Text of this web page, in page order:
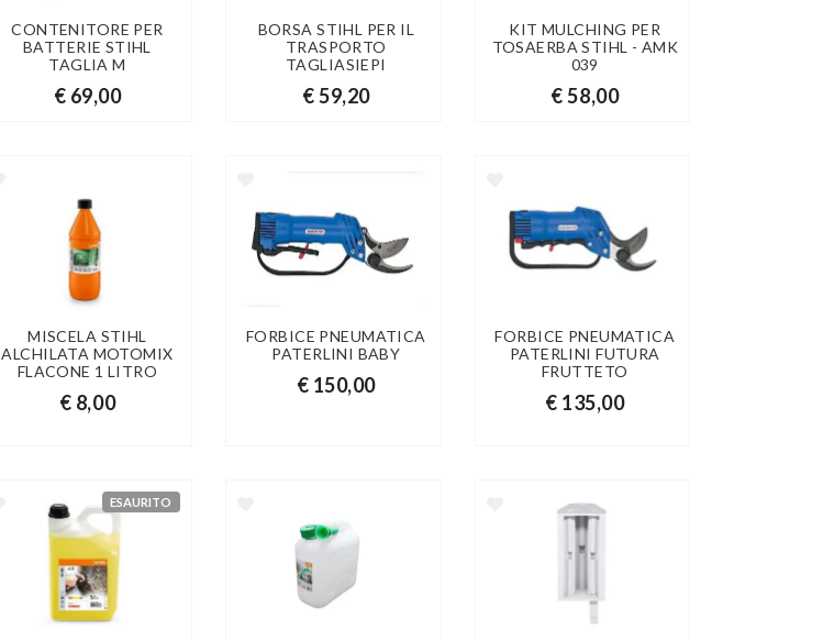
CONTENITORE PER
BATTERIE STIHL
TAGLIA M
€ 69,00
BORSA STIHL PER IL
TRASPORTO
TAGLIASIEPI
€ 59,20
KIT MULCHING PER
TOSAERBA STIHL - AMK
039
€ 58,00
MISCELA STIHL
ALCHILATA MOTOMIX
FLACONE 1 LITRO
€ 8,00
FORBICE PNEUMATICA
PATERLINI BABY
€ 150,00
FORBICE PNEUMATICA
PATERLINI FUTURA
FRUTTETO
€ 135,00
ESAURITO